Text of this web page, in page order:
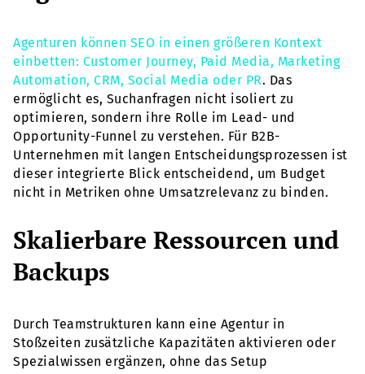
Agenturen können SEO in einen größeren Kontext
einbetten: Customer Journey, Paid Media, Marketing
Automation, CRM, Social Media oder PR. Das
ermöglicht es, Suchanfragen nicht isoliert zu
optimieren, sondern ihre Rolle im Lead- und
Opportunity-Funnel zu verstehen. Für B2B-
Unternehmen mit langen Entscheidungsprozessen ist
dieser integrierte Blick entscheidend, um Budget
nicht in Metriken ohne Umsatzrelevanz zu binden.
Skalierbare Ressourcen und
Backups
Durch Teamstrukturen kann eine Agentur in
Stoßzeiten zusätzliche Kapazitäten aktivieren oder
Spezialwissen ergänzen, ohne das Setup